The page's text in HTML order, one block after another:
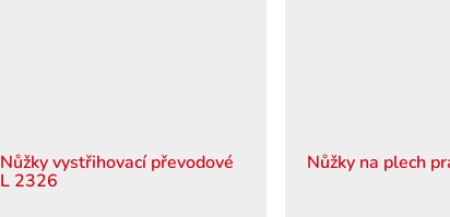
Nůžky vystřihovací převodové
L 2326
Nůžky na plech